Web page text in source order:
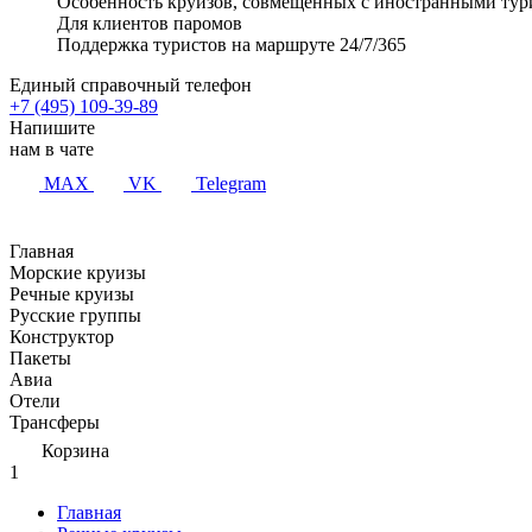
Для клиентов паромов
Поддержка туристов на маршруте 24/7/365
Единый справочный телефон
+7 (495) 109-39-89
Напишите
нам в чате
MAX
VK Telegram
Главная
Морские круизы
Речные круизы
Русские группы
Конструктор
Пакеты
Авиа
Отели
Трансферы
Корзина
1
Главная